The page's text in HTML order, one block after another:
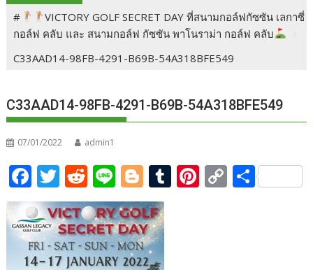
#
VICTORY GOLF SECRET DAY ที่สนามกอล์ฟกัซซัน เลกาซี่
กอล์ฟ คลับ และ สนามกอล์ฟ กัซซัน พาโนราม่า กอล์ฟ คลับ
C33AAD14-98FB-4291-B69B-54A318BFE549
C33AAD14-98FB-4291-B69B-54A318BFE549
07/01/2022 admin1
F
ac
e
b
T
w
itt
er
R
e
d
di
Li
n
e
Bl
o
g
g
T Pi C S